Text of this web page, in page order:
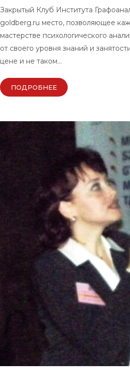
Закрытый Клуб Института
goldberg.ru место, позволяющее
мастерстве психологического
от своего уровня знаний и
цене и не таком…
ПОДРОБНЕЕ